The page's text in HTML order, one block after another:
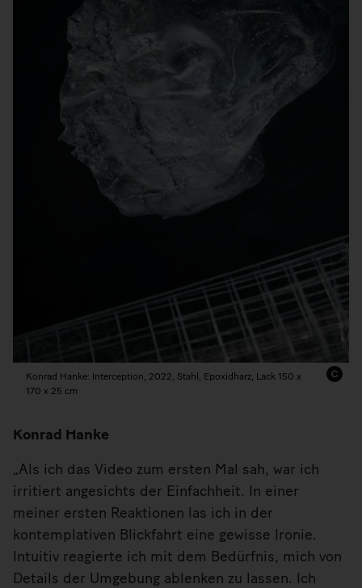
Konrad Hanke: Interception, 2022, Stahl, Epoxidharz, Lack 150 x
170 x 25 cm
Konrad Hanke
„Als ich das Video zum ersten Mal sah, war ich
irritiert angesichts der Einfachheit. In einer
meiner ersten Reaktionen las ich in der
kontemplativen Blickfahrt eine gewisse Ironie.
Intuitiv reagierte ich mit dem Bedürfnis, mich von
Details der Umgebung ablenken zu lassen. Ich